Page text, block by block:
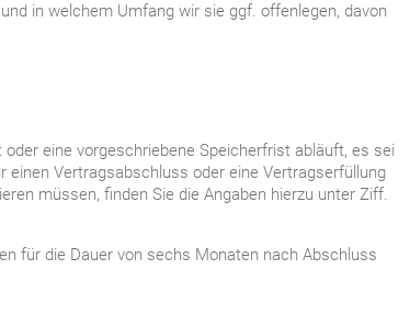
in welchem Umfang wir sie ggf. offenlegen, davon
eine vorgeschriebene Speicherfrist abläuft, es sei
einen Vertragsabschluss oder eine Vertragserfüllung
müssen, finden Sie die Angaben hierzu unter Ziff.
für die Dauer von sechs Monaten nach Abschluss